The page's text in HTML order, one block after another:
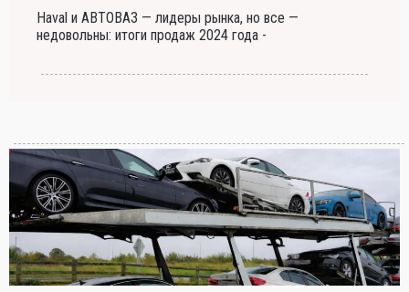
Haval и АВТОВАЗ — лидеры рынка, но все —
недовольны: итоги продаж 2024 года -